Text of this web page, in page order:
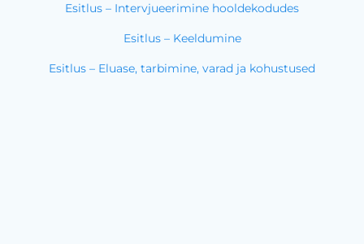
Esitlus – Intervjueerimine hooldekodudes
Esitlus – Keeldumine
Esitlus – Eluase, tarbimine, varad ja kohustused